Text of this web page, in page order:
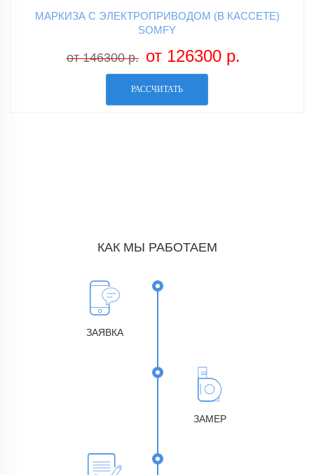
МАРКИЗА С ЭЛЕКТРОПРИВОДОМ (В КАССЕТЕ)
SOMFY
от 146300 р. от 126300 р.
РАССЧИТАТЬ
КАК МЫ РАБОТАЕМ
ЗАЯВКА
ЗАМЕР